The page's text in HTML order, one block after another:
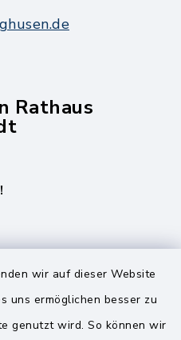
wir auf dieser Website
uns ermöglichen besser zu
genutzt wird. So können wir
Rathaus